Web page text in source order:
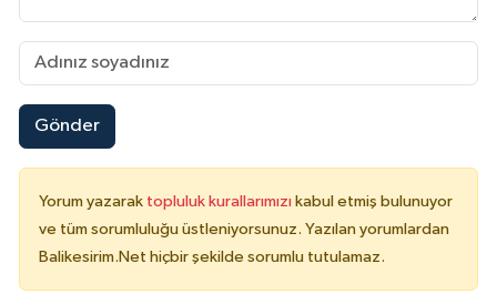
Gönder
Yorum yazarak topluluk kurallarımızı kabul etmiş bulunuyor
ve tüm sorumluluğu üstleniyorsunuz. Yazılan yorumlardan
Balikesirim.Net hiçbir şekilde sorumlu tutulamaz.